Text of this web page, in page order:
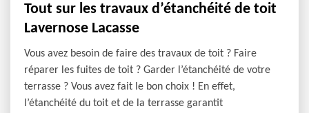
Tout sur les travaux d’étanchéité de toit
Lavernose Lacasse
Vous avez besoin de faire des travaux de toit ? Faire
réparer les fuites de toit ? Garder l’étanchéité de votre
terrasse ? Vous avez fait le bon choix ! En effet,
l’étanchéité du toit et de la terrasse garantit